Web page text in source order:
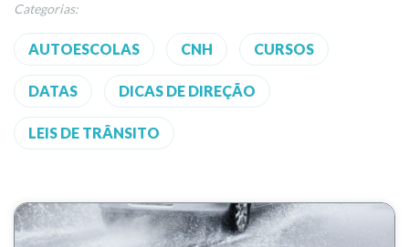
Categorias:
AUTOESCOLAS CNH CURSOS
DATAS DICAS DE DIREÇÃO
LEIS DE TRÂNSITO